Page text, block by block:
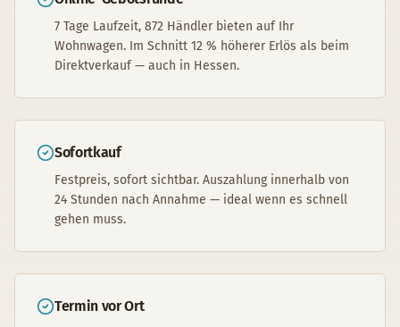
7 Tage Laufzeit, 872 Händler bieten auf Ihr
Wohnwagen. Im Schnitt 12 % höherer Erlös als beim
Direktverkauf — auch in Hessen.
Sofortkauf
Festpreis, sofort sichtbar. Auszahlung innerhalb von
24 Stunden nach Annahme — ideal wenn es schnell
gehen muss.
Termin vor Ort